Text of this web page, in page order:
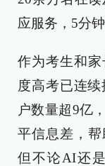
应服务，5分
作为考生和
度高考已连
户数量超9亿
平信息差，帮
但不论AI还